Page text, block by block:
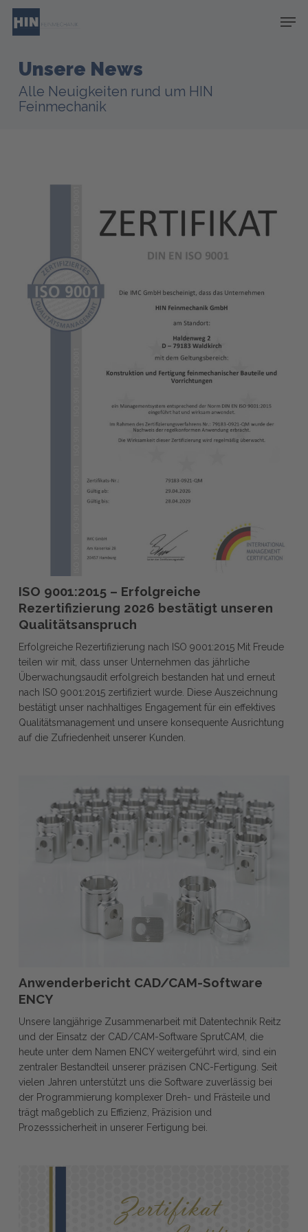
Skip
Unsere News
Alle Neuigkeiten rund um HIN
Feinmechanik
Rezertifizierung
2026
bestätigt
unseren
Qualitätsanspruch
ISO
9001:2015
–
Erfolgreiche
Rezertifizierung
2026
bestätigt
unseren
Qualitätsanspruch
ISO 9001:2015 – Erfolgreiche
Rezertifizierung 2026 bestätigt unseren
Qualitätsanspruch
Erfolgreiche Rezertifizierung nach ISO 9001:2015 Mit Freude
teilen wir mit, dass unser Unternehmen das jährliche
Überwachungsaudit erfolgreich bestanden hat und erneut
nach ISO 9001:2015 zertifiziert wurde. Diese Auszeichnung
bestätigt unser nachhaltiges Engagement für ein effektives
Qualitätsmanagement und unsere konsequente Ausrichtung
auf die Zufriedenheit unserer Kunden.
CAD/CAM-
Software
ENCY
Anwenderbericht
CAD/CAM-
ENCY
Anwenderbericht CAD/CAM-Software
ENCY
Unsere langjährige Zusammenarbeit mit Datentechnik Reitz
und der Einsatz der CAD/CAM-Software SprutCAM, die
heute unter dem Namen ENCY weitergeführt wird, sind ein
zentraler Bestandteil unserer präzisen CNC-Fertigung. Seit
vielen Jahren unterstützt uns die Software zuverlässig bei
der Programmierung komplexer Dreh- und Frästeile und
trägt maßgeblich zu Effizienz, Präzision und
Prozesssicherheit in unserer Fertigung bei.